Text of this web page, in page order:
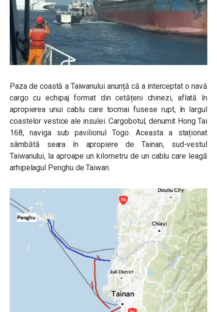
Paza de coastă a Taiwanului anunță că a interceptat o navă
cargo cu echipaj format din cetățeni chinezi, aflată în
apropierea unui cablu care tocmai fusese rupt, în largul
coastelor vestice ale insulei. Cargobotul, denumit Hong Tai
168, naviga sub pavilionul Togo. Aceasta a staționat
sâmbătă seara în apropiere de Tainan, sud-vestul
Taiwanului, la aproape un kilometru de un cablu care leagă
arhipelagul Penghu de Taiwan.